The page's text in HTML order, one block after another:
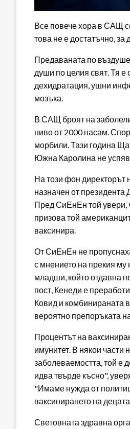
Все повече хора в САЩ
това не е достатъчно, за
Предаваната по
души по целия свят. Тя
дехидратация, ушни
мозъка.
В САЩ броят на
ниво от 2000 насам.
морбили. Тази година
Южна Каролина не
На този фон директорът
назначен от
Пред СиЕнЕн той увери,
призова той
ваксинира.
От СиЕнЕн не
с мнението на прекия
младши, който отдавна
пост, Кенеди е
Ковид и комбинираната
вероятно препоръката
Процентът на
имунитет. В някои части
заболеваемостта, той е
идва твърде късно",
"Имаме нужда от
ваксинирането на
Световната здравна